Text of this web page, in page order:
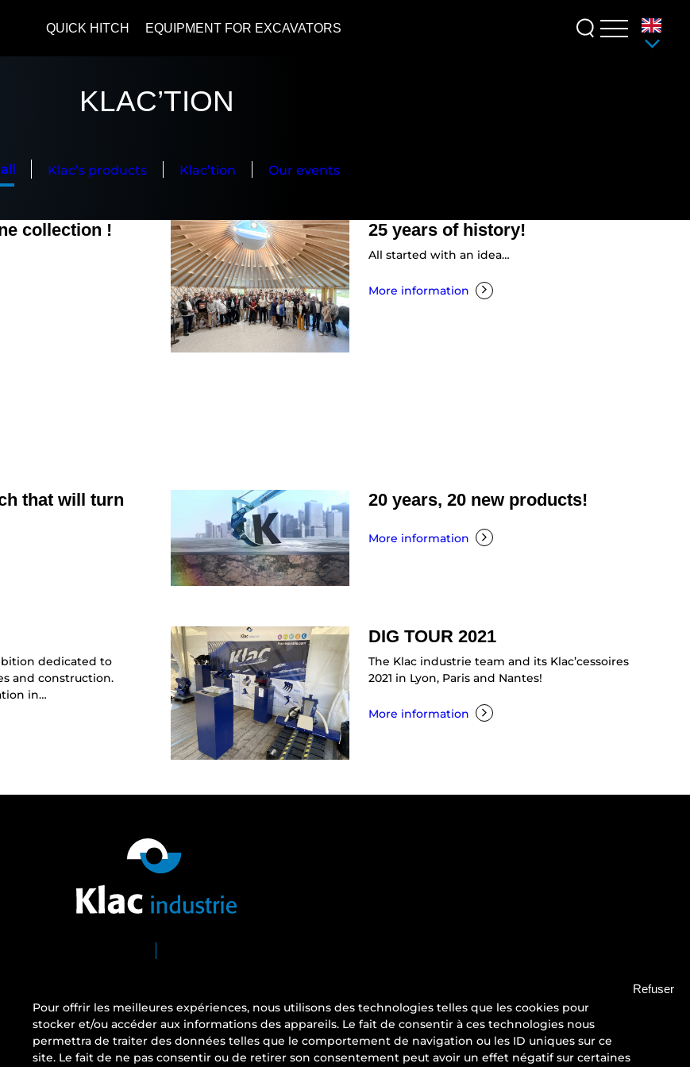
Pour offrir les meilleures expériences, nous utilisons des technologies telles que les cookies pour
stocker et/ou accéder aux informations des appareils. Le fait de consentir à ces technologies nous
permettra de traiter des données telles que le comportement de navigation ou les ID uniques sur ce
site. Le fait de ne pas consentir ou de retirer son consentement peut avoir un effet négatif sur certaines
Refuser
QUICK HITCH EQUIPMENT FOR EXCAVATORS
KLAC’TION
Klac’s products Klac’tion Our events
collection ! 25 years of history!
All started with an idea…
More information
that will turn
20 years, 20 new products!
More information
dedicated to
and construction.
in…
DIG TOUR 2021
The Klac industrie team and its Klac’cessoires
2021 in Lyon, Paris and Nantes!
More information
FACEBOOK INSTAGRAM LINKEDIN YOUTUBE